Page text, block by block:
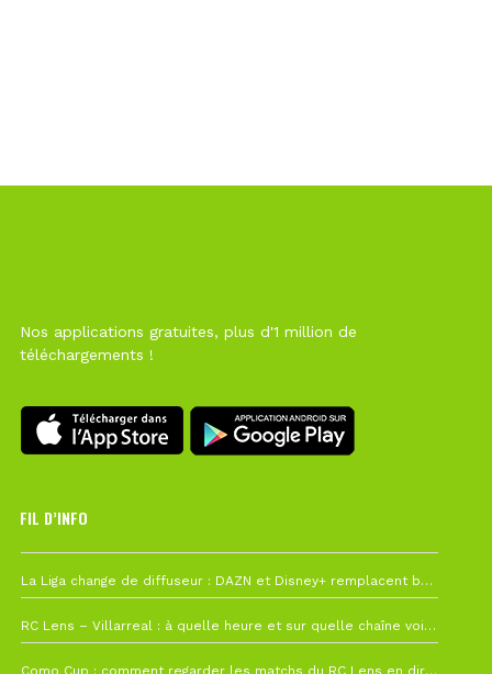
Nos applications gratuites, plus d'1 million de
téléchargements !
FIL D’INFO
La Liga change de diffuseur : DAZN et Disney+ remplacent beIN Sports !
RC Lens – Villarreal : à quelle heure et sur quelle chaîne voir la finale de la Como Cup ?
Como Cup : comment regarder les matchs du RC Lens en direct ?